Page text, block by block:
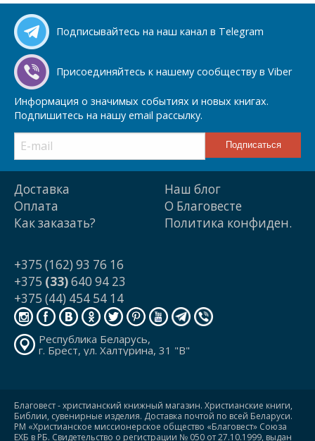
Подписывайтесь на наш канал в Telegram
Присоединяйтесь к нашему сообществу в Viber
Информация о значимых событиях и новых книгах.
Подпишитесь на нашу email рассылку.
Доставка
Оплата
Как заказать?
Наш блог
О Благовесте
Политика конфиден.
+375 (162) 93 76 16
+375 (33)640 94 23
+375 (44) 454 54 14
Республика Беларусь,
г. Брест, ул. Халтурина, 31 "В"
Благовест - христианский книжный магазин. Христианские книги,
Библии, сувенирные изделия. Доставка почтой по всей Беларуси.
РМ «Христианское миссионерское общество «Благовест» Союза
ЕХБ в РБ. Свидетельство о регистрации № 050 от 27.10.1999, выдан